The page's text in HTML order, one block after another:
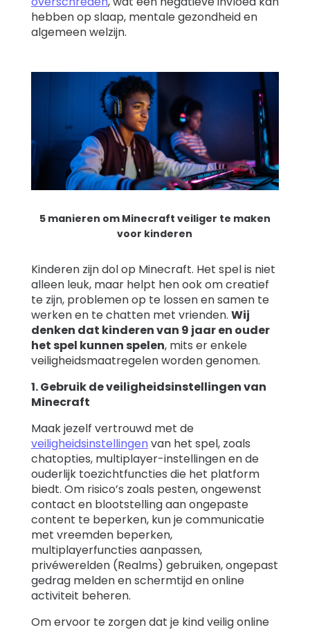
hebben op slaap, mentale gezondheid en
algemeen welzijn.
5 manieren om Minecraft veiliger te maken
voor kinderen
Kinderen zijn dol op Minecraft. Het spel is niet
alleen leuk, maar helpt hen ook om creatief
te zijn, problemen op te lossen en samen te
werken en te chatten met vrienden. Wij
denken dat kinderen van 9 jaar en ouder
het spel kunnen spelen, mits er enkele
veiligheidsmaatregelen worden genomen.
1. Gebruik de veiligheidsinstellingen van
Minecraft
Maak jezelf vertrouwd met de
veiligheidsinstellingen van het spel, zoals
chatopties, multiplayer-instellingen en de
ouderlijk toezichtfuncties die het platform
biedt. Om risico’s zoals pesten, ongewenst
contact en blootstelling aan ongepaste
content te beperken, kun je communicatie
met vreemden beperken,
multiplayerfuncties aanpassen,
privéwerelden (Realms) gebruiken, ongepast
gedrag melden en schermtijd en online
activiteit beheren.
Om ervoor te zorgen dat je kind veilig online